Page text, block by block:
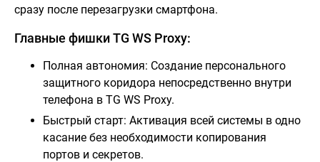
сразу после перезагрузки смартфона.
Главные фишки TG WS Proxy:
Полная автономия: Создание персонального
защитного коридора непосредственно внутри
телефона в TG WS Proxy.
Быстрый старт: Активация всей системы в одно
касание без необходимости копирования
портов и секретов.